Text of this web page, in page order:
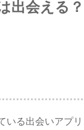
出会える
いる出会いアプ